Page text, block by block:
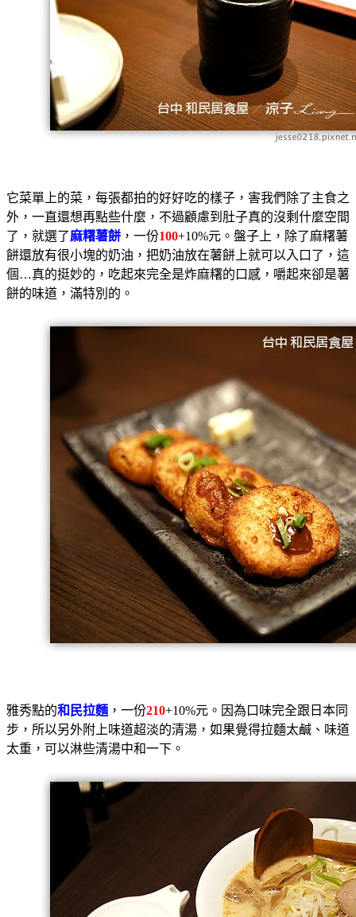
它菜單上的菜，每張都拍的好好吃的樣子，害我們除了主食之
外，一直還想再點些什麼，不過顧慮到肚子真的沒剩什麼空間
了，就選了麻糬薯餅 ，一份100+10%元。盤子上，除了麻糬薯
餅還放有很小塊的奶油，把奶油放在薯餅上就可以入口了，這
個…真的挺妙的，吃起來完全是炸麻糬的口感，嚼起來卻是薯
餅的味道，滿特別的。
雅秀點的和民拉麵 ，一份210+10%元。因為口味完全跟日本同
步，所以另外附上味道超淡的清湯，如果覺得拉麵太鹹、味道
太重，可以淋些清湯中和一下。